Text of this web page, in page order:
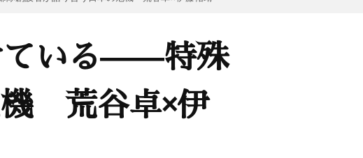
ている——特殊
機 荒谷卓×伊